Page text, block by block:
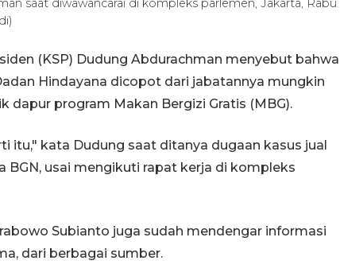
saat diwawancarai di kompleks parlemen, Jakarta, Rabu
(KSP) Dudung Abdurachman menyebut bahwa
Hindayana dicopot dari jabatannya mungkin
dapur program Makan Bergizi Gratis (MBG).
itu," kata Dudung saat ditanya dugaan kasus jual
BGN, usai mengikuti rapat kerja di kompleks
Subianto juga sudah mendengar informasi
dari berbagai sumber.